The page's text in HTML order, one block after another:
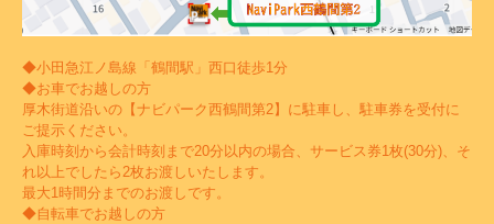
◆小田急江ノ島線「鶴間駅」西口徒歩1分
◆お車でお越しの方
厚木街道沿いの【ナビパーク西鶴間第2】に駐車し、駐車券を受付に
ご提示ください。
入庫時刻から会計時刻まで20分以内の場合、サービス券1枚(30分)、そ
れ以上でしたら2枚お渡しいたします。
最大1時間分までのお渡しです。
◆自転車でお越しの方